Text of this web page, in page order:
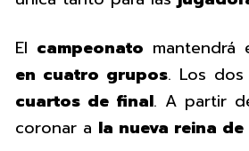
El campeonato mantendrá
en cuatro grupos. Los
cuartos de final. A partir
coronar a la nueva reina